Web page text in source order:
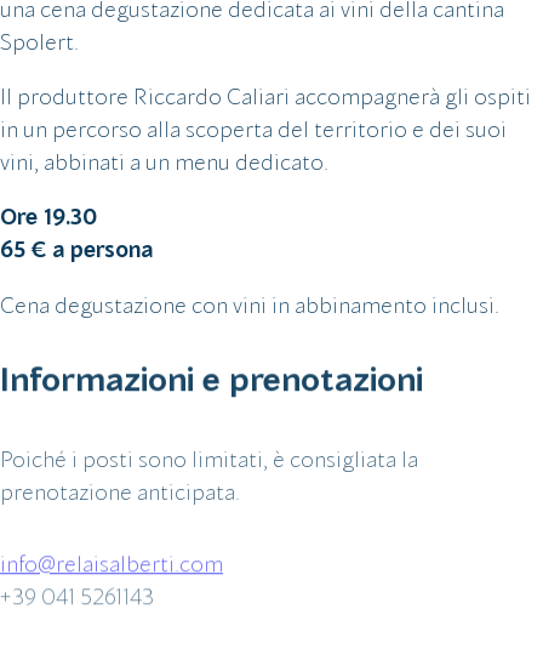
una cena degustazione dedicata ai vini della cantina
Spolert.
Il produttore Riccardo Caliari accompagnerà gli ospiti
in un percorso alla scoperta del territorio e dei suoi
vini, abbinati a un menu dedicato.
Ore 19.30
65 € a persona
Cena degustazione con vini in abbinamento inclusi.
Informazioni e prenotazioni
prenotazione anticipata.
+39 041 5261143
Un’occasione per scoprire il fascino di Malamocco,